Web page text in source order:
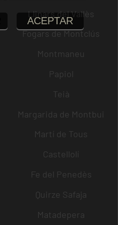
Llinars del Vallès
Fogars de Montclús
Montmaneu
Papiol
Teià
Margarida de Montbui
Martí de Tous
Castellolí
Fe del Penedès
Quirze Safaja
Matadepera
ACEPTAR